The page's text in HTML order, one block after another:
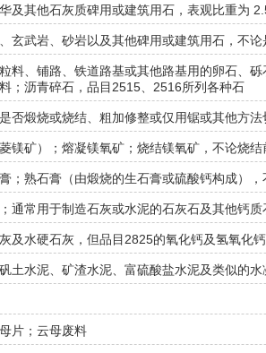
及其他石灰质碑用或建筑用石，表观比重为
玄武岩、砂岩以及其他碑用或建筑用石，不
料、铺路、铁道路基或其他路基用的卵石、
；沥青碎石，品目2515、2516所列各种石
否煅烧或烧结、粗加修整或仅用锯或其他方
镁矿）；熔凝镁氧矿；烧结镁氧矿，不论烧
；熟石膏（由煅烧的生石膏或硫酸钙构成）
通常用于制造石灰或水泥的石灰石及其他钙质
及水硬石灰，但品目2825的氧化钙及氢氧化
土水泥、矿渣水泥、富硫酸盐水泥及类似的
片；云母废料